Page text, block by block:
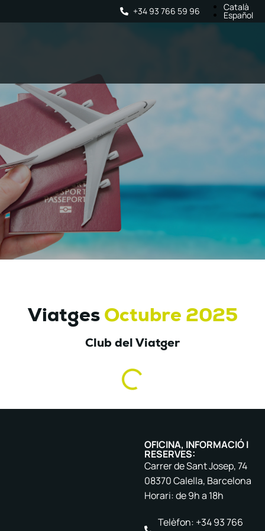
+34 93 766 59 96 Català
Español
Viatges Octubre 2025
Club del Viatger
OFICINA, INFORMACIÓ I
RESERVES:
Carrer de Sant Josep, 74
08370 Calella, Barcelona
Horari: de 9h a 18h
Telèfon: +34 93 766